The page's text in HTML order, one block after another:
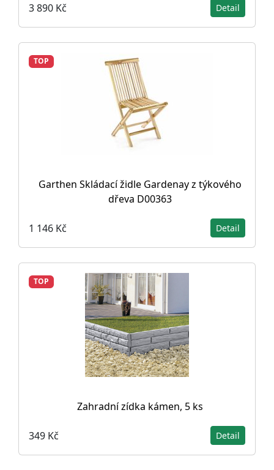
3 890 Kč Detail
TOP
Garthen Skládací židle Gardenay z týkového
dřeva D00363
1 146 Kč Detail
TOP
Zahradní zídka kámen, 5 ks
349 Kč Detail